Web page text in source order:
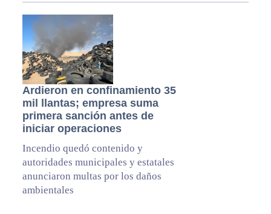
Ardieron en confinamiento 35
mil llantas; empresa suma
primera sanción antes de
iniciar operaciones
Incendio quedó contenido y
autoridades municipales y estatales
anunciaron multas por los daños
ambientales